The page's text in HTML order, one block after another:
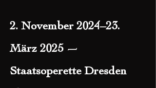
2. November 2024–23.
März 2025 —
Staatsoperette Dresden